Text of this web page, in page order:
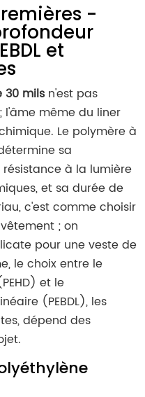
-
et
30 milsn'est pas
l'âme même du liner
Le polymère à
sa
à la lumière
et sa durée de
c'est comme choisir
; on
pour une veste de
le choix entre le
et le
(PEBDL), les
dépend des